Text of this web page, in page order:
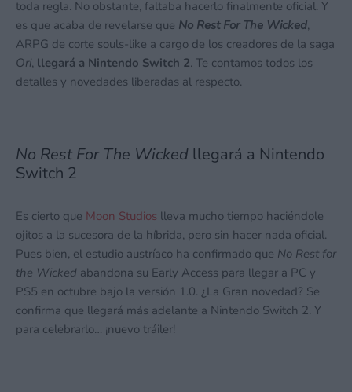
toda regla. No obstante, faltaba hacerlo finalmente oficial. Y
es que acaba de revelarse que No Rest For The Wicked,
ARPG de corte souls-like a cargo de los creadores de la saga
Ori, llegará a Nintendo Switch 2. Te contamos todos los
detalles y novedades liberadas al respecto.
No Rest For The Wicked llegará a Nintendo
Switch 2
Es cierto que Moon Studios lleva mucho tiempo haciéndole
ojitos a la sucesora de la híbrida, pero sin hacer nada oficial.
Pues bien, el estudio austríaco ha confirmado que No Rest for
the Wicked abandona su Early Access para llegar a PC y
PS5 en octubre bajo la versión 1.0. ¿La Gran novedad? Se
confirma que llegará más adelante a Nintendo Switch 2. Y
para celebrarlo… ¡nuevo tráiler!